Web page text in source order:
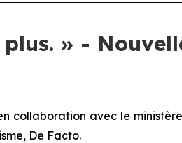
» -
collaboration avec le
De Facto.